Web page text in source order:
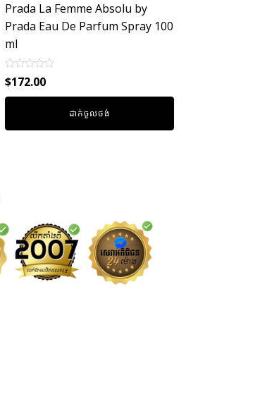
Prada La Femme Absolu by
Prada Eau De Parfum Spray 100
ml
Rated
0
out
$172.00
ដាក់ចូលថង់